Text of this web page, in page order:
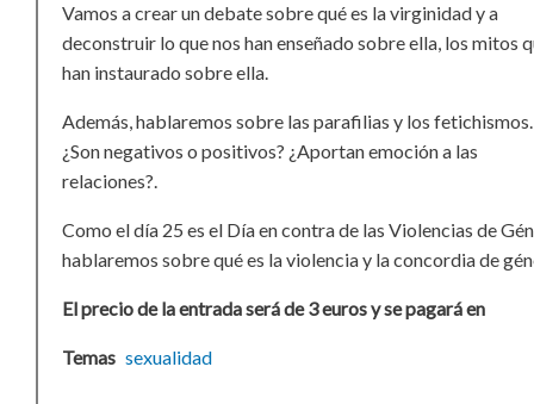
Vamos a crear un debate sobre qué es la virginidad y a
deconstruir lo que nos han enseñado sobre ella, los mitos
han instaurado sobre ella.
Además, hablaremos sobre las parafilias y los fetichismos.
¿Son negativos o positivos? ¿Aportan emoción a las
relaciones?.
Como el día 25 es el Día en contra de las Violencias de
hablaremos sobre qué es la violencia y la concordia de
El precio de la entrada será de 3 euros y se pagará en
Temas sexualidad